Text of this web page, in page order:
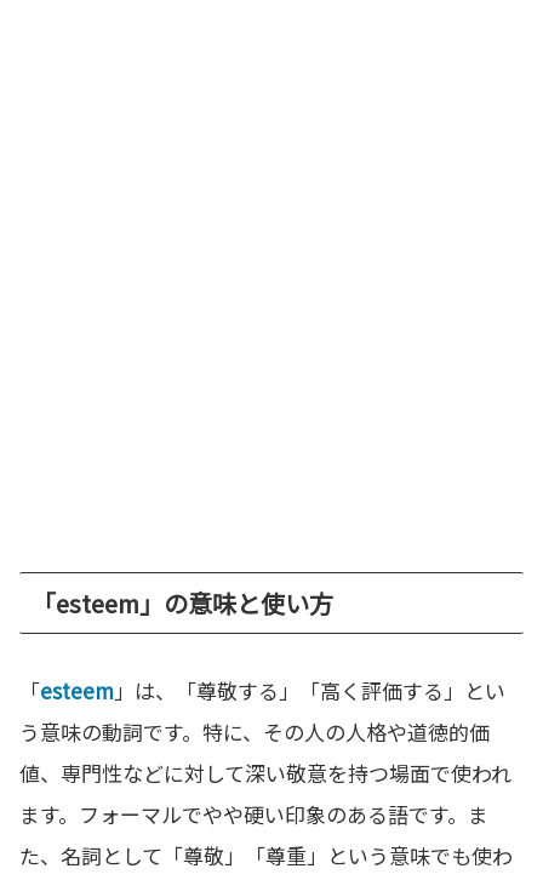
「esteem」の意味と使い方
「esteem」は、「尊敬する」「高く評価する」とい
う意味の動詞です。特に、その人の人格や道徳的価
値、専門性などに対して深い敬意を持つ場面で使われ
ます。フォーマルでやや硬い印象のある語です。ま
た、名詞として「尊敬」「尊重」という意味でも使わ